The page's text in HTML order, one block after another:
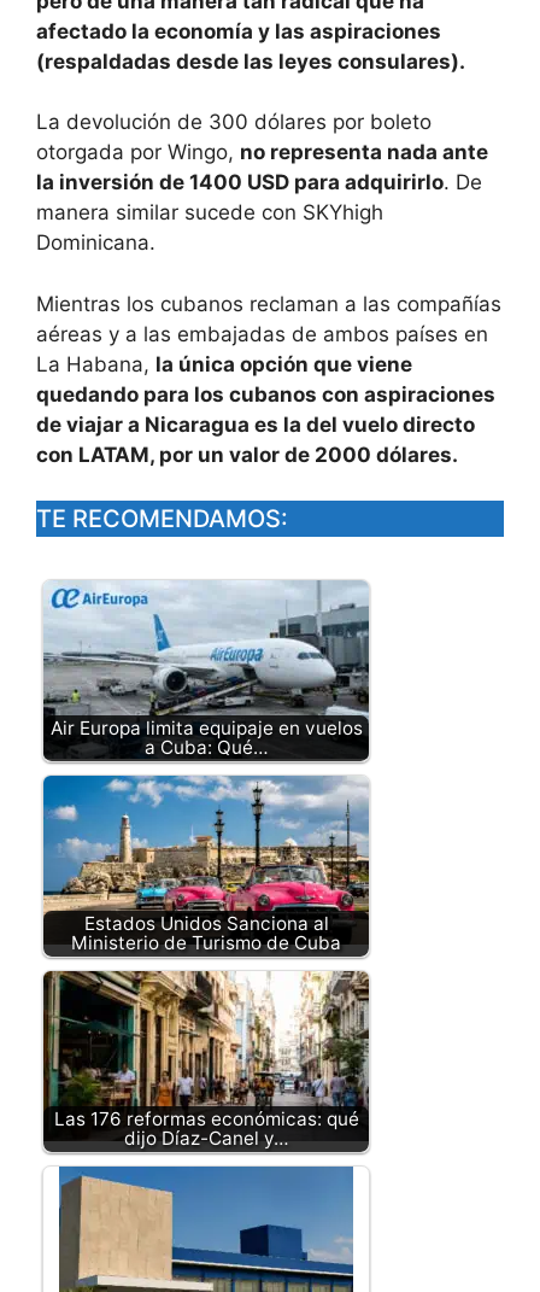
afectado la economía y las aspiraciones
(respaldadas desde las leyes consulares).
La devolución de 300 dólares por boleto
otorgada por Wingo, no representa nada ante
la inversión de 1400 USD para adquirirlo. De
manera similar sucede con SKYhigh
Dominicana.
Mientras los cubanos reclaman a las compañías
aéreas y a las embajadas de ambos países en
La Habana, la única opción que viene
quedando para los cubanos con aspiraciones
de viajar a Nicaragua es la del vuelo directo
con LATAM, por un valor de 2000 dólares.
TE RECOMENDAMOS:
Air Europa limita equipaje en vuelos
a Cuba: Qué…
Estados Unidos Sanciona al
Ministerio de Turismo de Cuba
Las 176 reformas económicas: qué
dijo Díaz-Canel y…